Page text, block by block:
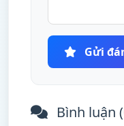
Gửi
Bình luận (